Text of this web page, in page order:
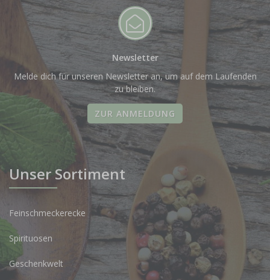
Newsletter
Melde dich für unseren Newsletter an, um auf dem Laufenden
zu bleiben.
ZUR ANMELDUNG
Unser Sortiment
Feinschmeckerecke
Spirituosen
Geschenkwelt